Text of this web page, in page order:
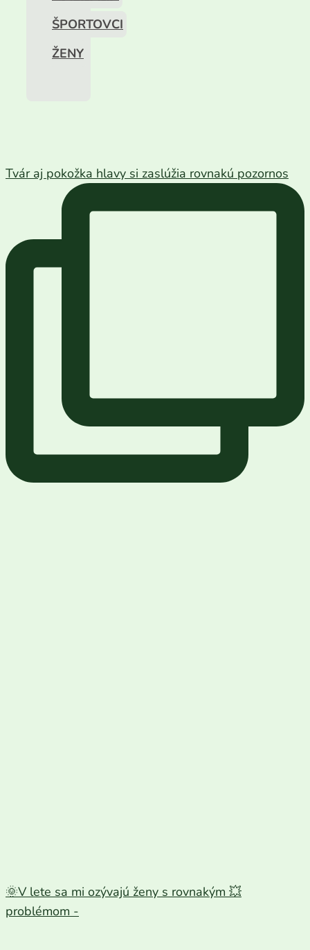
ŠPORTOVCI
ŽENY
Tvár aj pokožka hlavy si zaslúžia rovnakú pozornos
🌞V lete sa mi ozývajú ženy s rovnakým 💥
problémom -